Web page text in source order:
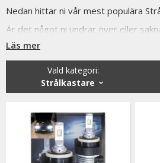
Nedan hittar ni vår mest populära
Är det något ni undrar över eller
fram emot att ni kontaktar oss.
Ni når oss på 041332002 (vardagar
info@mrtuning.se
Läs mer
Vald kategori:
Strålkastare